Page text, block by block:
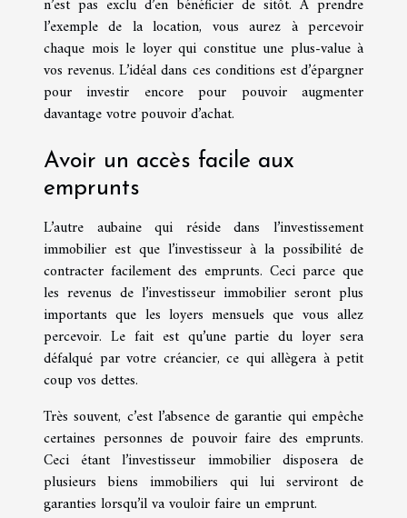
n’est pas exclu d’en bénéficier de sitôt. À prendre
l’exemple de la location, vous aurez à percevoir
chaque mois le loyer qui constitue une plus-value à
vos revenus. L’idéal dans ces conditions est d’épargner
pour investir encore pour pouvoir augmenter
davantage votre pouvoir d’achat.
Avoir un accès facile aux
emprunts
L’autre aubaine qui réside dans l’investissement
immobilier est que l’investisseur à la possibilité de
contracter facilement des emprunts. Ceci parce que
les revenus de l’investisseur immobilier seront plus
importants que les loyers mensuels que vous allez
percevoir. Le fait est qu’une partie du loyer sera
défalqué par votre créancier, ce qui allègera à petit
coup vos dettes.
Très souvent, c’est l’absence de garantie qui empêche
certaines personnes de pouvoir faire des emprunts.
Ceci étant l’investisseur immobilier disposera de
plusieurs biens immobiliers qui lui serviront de
garanties lorsqu’il va vouloir faire un emprunt.